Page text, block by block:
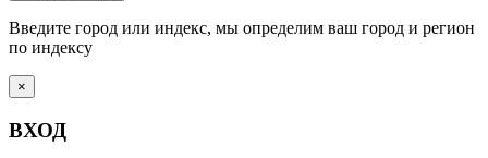
Введите город или индекс, мы определим ваш город и регион
по индексу
×
ВХОД